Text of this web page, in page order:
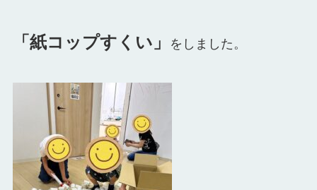
「紙コップすくい」 をしました。